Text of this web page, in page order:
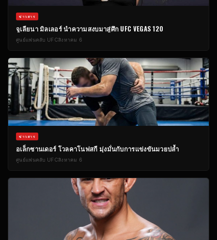
ข่าวสาร
จูเลียนา มิลเลอร์ นำความสงบมาสู่ศึก UFC VEGAS 120
ศูนย์แฟนคลับ UFCสิงหาคม 6
ข่าวสาร
อเล็กซานเดอร์ โวลคาโนฟสกี มุ่งมั่นกับการแข่งขันมวยปล้ำ
ศูนย์แฟนคลับ UFCสิงหาคม 6